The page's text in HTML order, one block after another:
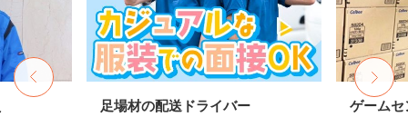
足場材の配送ドライバー
ゲームセ